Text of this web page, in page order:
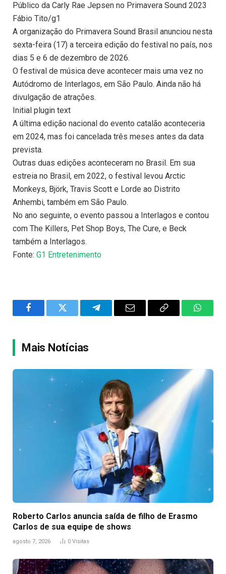
Público da Carly Rae Jepsen no Primavera Sound 2023
Fábio Tito/g1
A organização do Primavera Sound Brasil anunciou nesta
sexta-feira (17) a terceira edição do festival no país, nos
dias 5 e 6 de dezembro de 2026.
O festival de música deve acontecer mais uma vez no
Autódromo de Interlagos, em São Paulo. Ainda não há
divulgação de atrações.
Initial plugin text
A última edição nacional do evento catalão aconteceria
em 2024, mas foi cancelada três meses antes da data
prevista.
Outras duas edições aconteceram no Brasil. Em sua
estreia no Brasil, em 2022, o festival levou Arctic
Monkeys, Björk, Travis Scott e Lorde ao Distrito
Anhembi, também em São Paulo.
No ano seguinte, o evento passou a Interlagos e contou
com The Killers, Pet Shop Boys, The Cure, e Beck
também a Interlagos.
Fonte: G1 Entretenimento
FacebookTwitter TelegramEmail
Copy
Mais Notícias
Roberto Carlos anuncia saída de filho de Erasmo
Carlos de sua equipe de shows
agosto 7, 2026 0 Visitas